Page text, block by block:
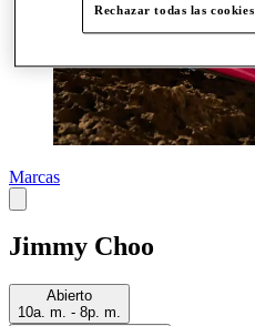
Marcas
Jimmy Choo
Abierto
10a. m. - 8p. m.
Rechazar todas las cookies